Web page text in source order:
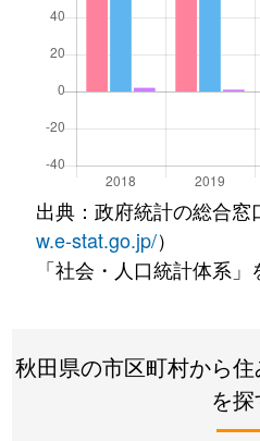
出典：政府統計の総合窓
w.e-stat.go.jp/）
「社会・人口統計体系
秋田県の市区町村から
を